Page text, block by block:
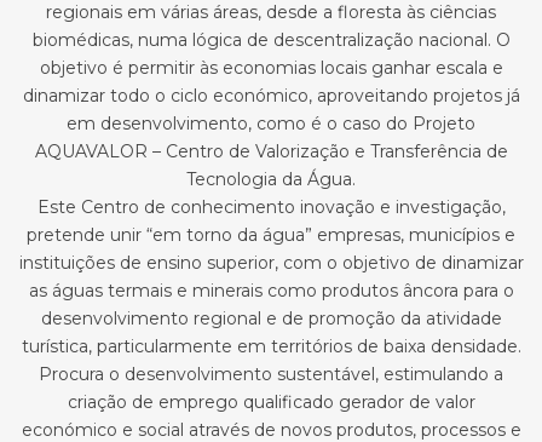
regionais em várias áreas, desde a floresta às ciências
biomédicas, numa lógica de descentralização nacional. O
objetivo é permitir às economias locais ganhar escala e
dinamizar todo o ciclo económico, aproveitando projetos já
em desenvolvimento, como é o caso do Projeto
AQUAVALOR – Centro de Valorização e Transferência de
Tecnologia da Água.
Este Centro de conhecimento inovação e investigação,
pretende unir “em torno da água” empresas, municípios e
instituições de ensino superior, com o objetivo de dinamizar
as águas termais e minerais como produtos âncora para o
desenvolvimento regional e de promoção da atividade
turística, particularmente em territórios de baixa densidade.
Procura o desenvolvimento sustentável, estimulando a
criação de emprego qualificado gerador de valor
económico e social através de novos produtos, processos e